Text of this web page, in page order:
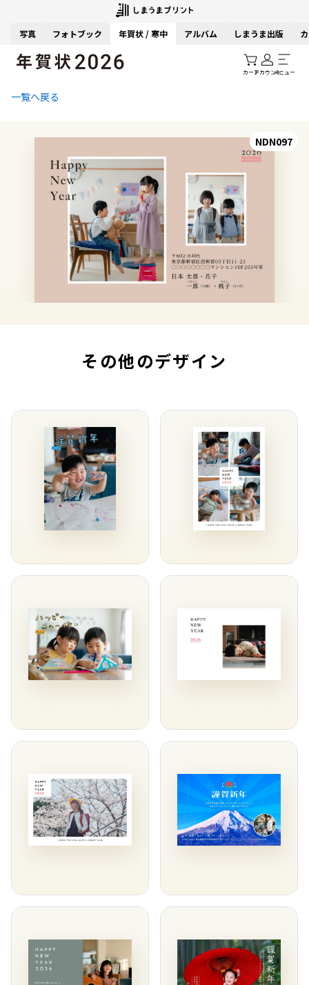
写真 フォトブック 年賀状 / 寒中 アルバム しまうま出版
カートアカウントメニュー
一覧へ戻る
NDN097
その他のデザイン